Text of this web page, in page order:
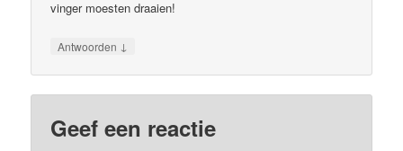
vinger moesten draaien!
Antwoorden ↓
Geef een reactie